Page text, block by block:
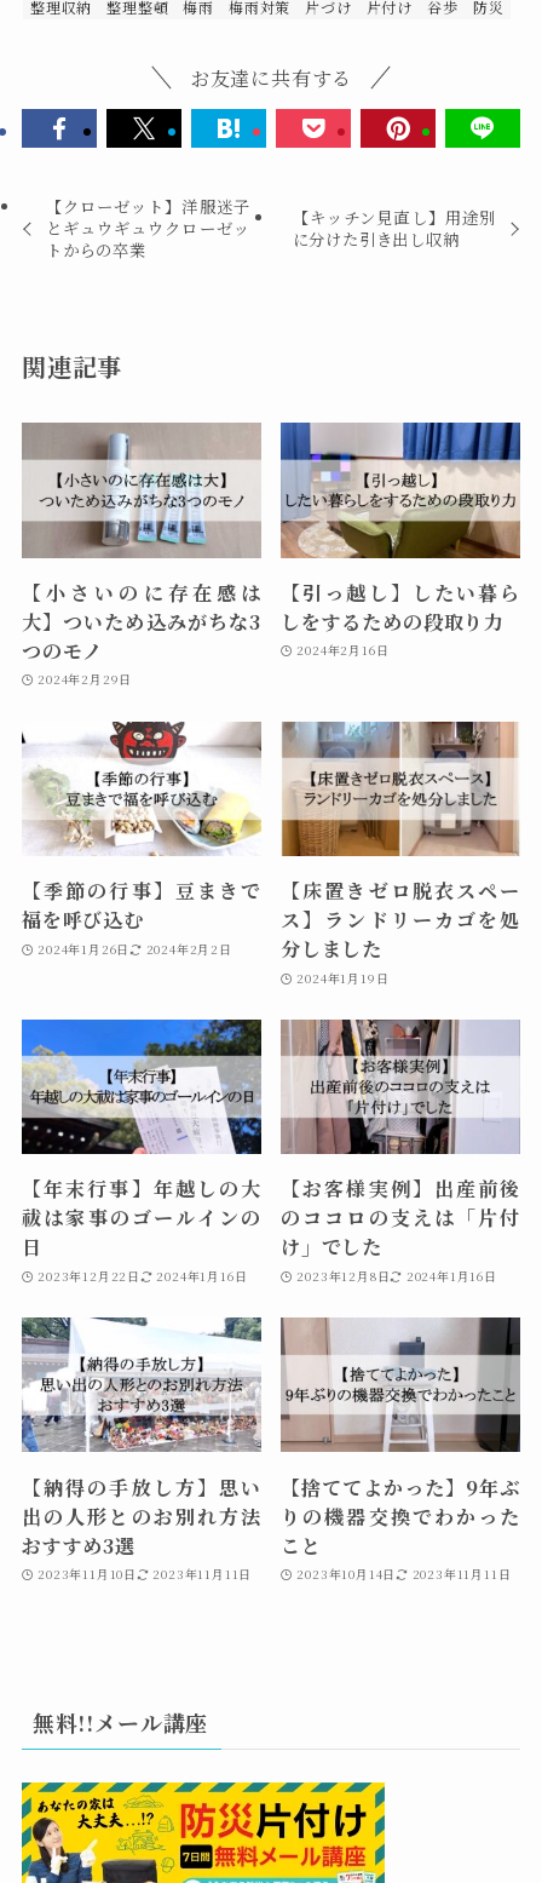
整理収納 整理整頓 梅雨 梅雨対策 片づけ 片付け 谷歩 防災
お友達に共有する
【クローゼット】洋服迷子
とギュウギュウクローゼッ
トからの卒業
【キッチン見直し】用途別
に分けた引き出し収納
関連記事
【小さいのに存在感は
大】ついため込みがちな3
つのモノ
2024年2月29日
【引っ越し】したい暮ら
しをするための段取り力
2024年2月16日
【季節の行事】豆まきで
福を呼び込む
2024年1月26日 2024年2月2日
【床置きゼロ脱衣スペー
ス】ランドリーカゴを処
分しました
2024年1月19日
【年末行事】年越しの大
祓は家事のゴールインの
日
2023年12月22日 2024年1月16日
【お客様実例】出産前後
のココロの支えは「片付
け」でした
2023年12月8日 2024年1月16日
【納得の手放し方】思い
出の人形とのお別れ方法
おすすめ3選
2023年11月10日 2023年11月11日
【捨ててよかった】9年ぶ
りの機器交換でわかった
こと
2023年10月14日 2023年11月11日
無料!!メール講座